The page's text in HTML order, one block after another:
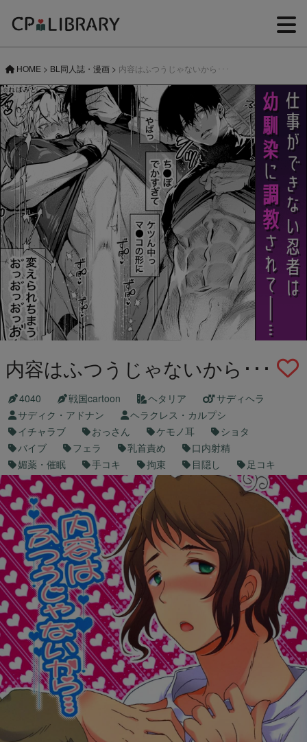
HOME > BL同人誌・漫画 > 内容はふつうじゃないから･･･
内容はふつうじゃないから･･･
4040 戦国cartoon ヘタリア
サディヘラ
サディク・アドナン
ヘラクレス・カルプシ
イチャラブ
おっさん ケモノ耳
ショタ
バイブ
フェラ 乳首責め
口内射精
媚薬・催眠
手コキ 拘束 目隠し 足コキ